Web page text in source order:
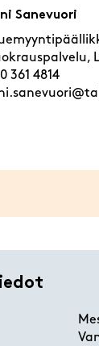
Sanevuori
361 4814